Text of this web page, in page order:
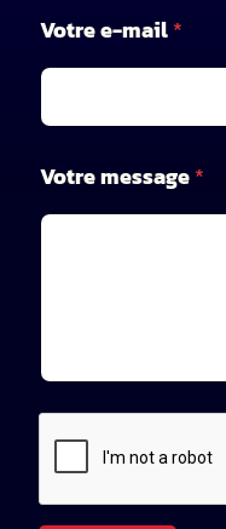
V
o
t
e
Votre e-mail*
Votre message*